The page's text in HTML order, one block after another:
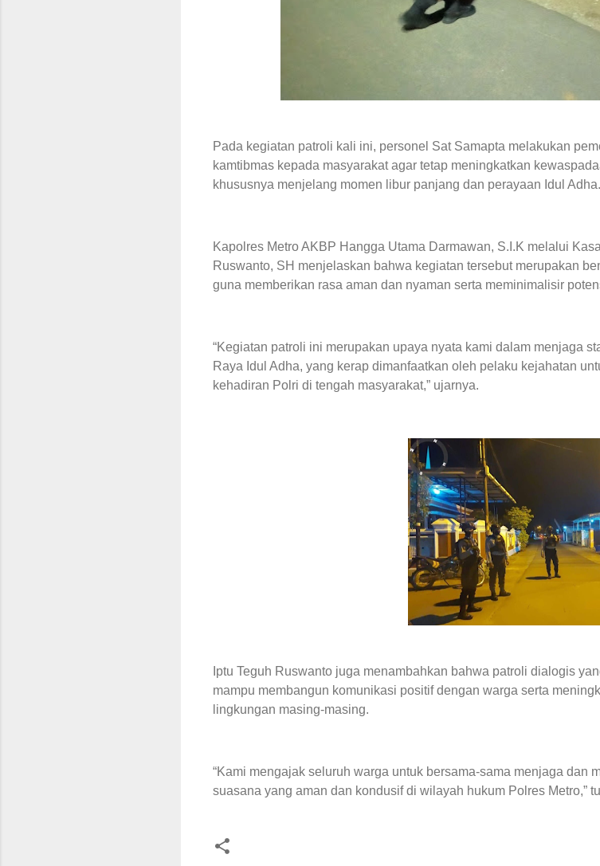
Pada kegiatan patroli kali ini, personel Sat Samapta melakukan
kamtibmas kepada masyarakat agar tetap meningkatkan
khususnya menjelang momen libur panjang dan perayaan Idul Adha.
Kapolres Metro AKBP Hangga Utama Darmawan, S.I.K melalui
Ruswanto, SH menjelaskan bahwa kegiatan tersebut merupakan
guna memberikan rasa aman dan nyaman serta meminimalisir
“Kegiatan patroli ini merupakan upaya nyata kami dalam menjaga
Raya Idul Adha, yang kerap dimanfaatkan oleh pelaku kejahatan
kehadiran Polri di tengah masyarakat,” ujarnya.
Iptu Teguh Ruswanto juga menambahkan bahwa patroli dialogis
mampu membangun komunikasi positif dengan warga serta
lingkungan masing-masing.
“Kami mengajak seluruh warga untuk bersama-sama menjaga dan
suasana yang aman dan kondusif di wilayah hukum Polres Metro,”